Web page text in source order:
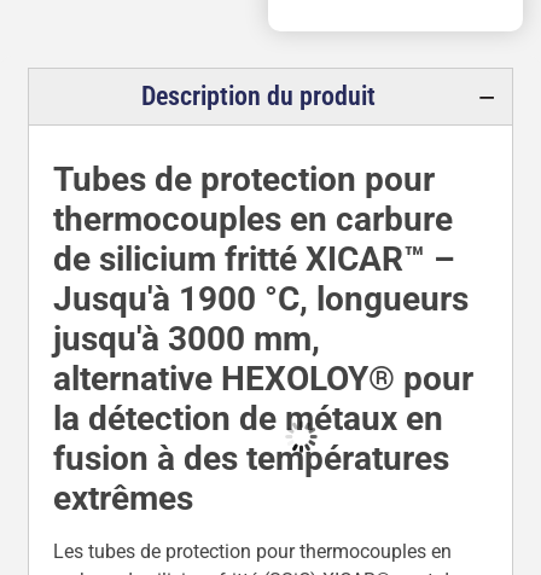
Description du produit
Tubes de protection pour
thermocouples en carbure
de silicium fritté XICAR™ –
Jusqu'à 1900 °C, longueurs
jusqu'à 3000 mm,
alternative HEXOLOY® pour
la détection de métaux en
fusion à des températures
extrêmes
Les tubes de protection pour thermocouples en